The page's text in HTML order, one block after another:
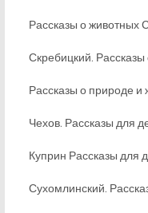
Рассказы о животных
Скребицкий.
Рассказы о природе
Чехов. Рассказы для
Куприн Рассказы для
Сухомлинский.